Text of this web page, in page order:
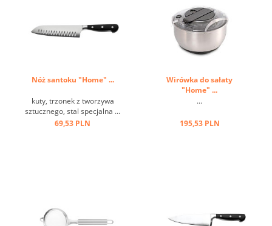
Nóż santoku "Home" ...
kuty, trzonek z tworzywa
sztucznego, stal specjalna ...
69,53 PLN
Wirówka do sałaty
"Home" ...
...
195,53 PLN